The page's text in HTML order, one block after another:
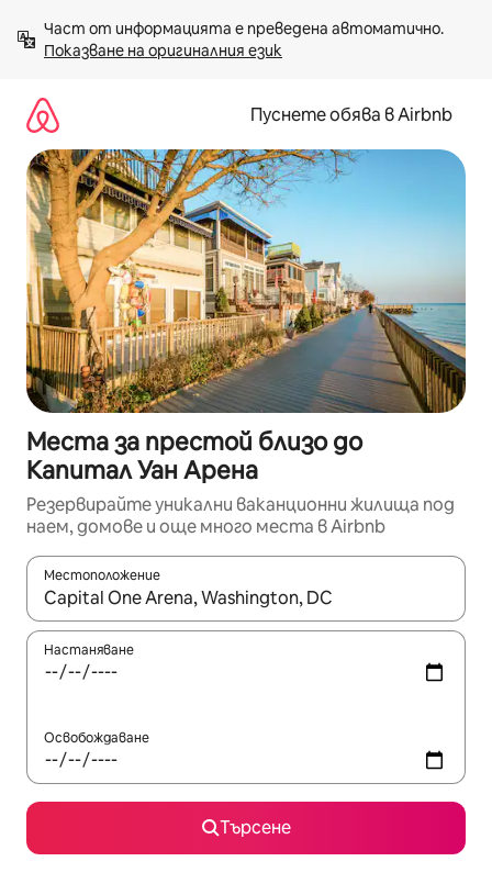
към
съдържанието
Показване на оригиналния език
Пуснете обява в Airbnb
Места за престой близо до
Капитал Уан Арена
Резервирайте уникални ваканционни жилища под
наем, домове и още много места в Airbnb
Местоположение
Когато резултатите се покажат, използвайте
Настаняване
Освобождаване
Търсене